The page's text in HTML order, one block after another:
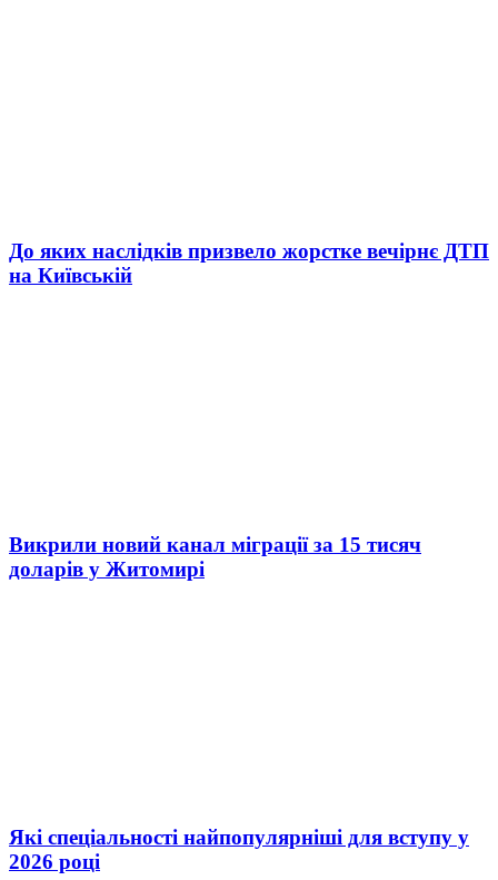
До яких наслідків призвело жорстке вечірнє ДТП
на Київській
Викрили новий канал міграції за 15 тисяч
доларів у Житомирі
Які спеціальності найпопулярніші для вступу у
2026 році